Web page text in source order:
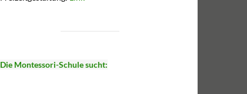
Die Montessori-Schule sucht: